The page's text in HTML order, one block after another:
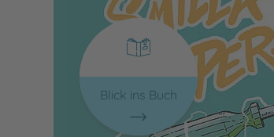
Blick ins Buch